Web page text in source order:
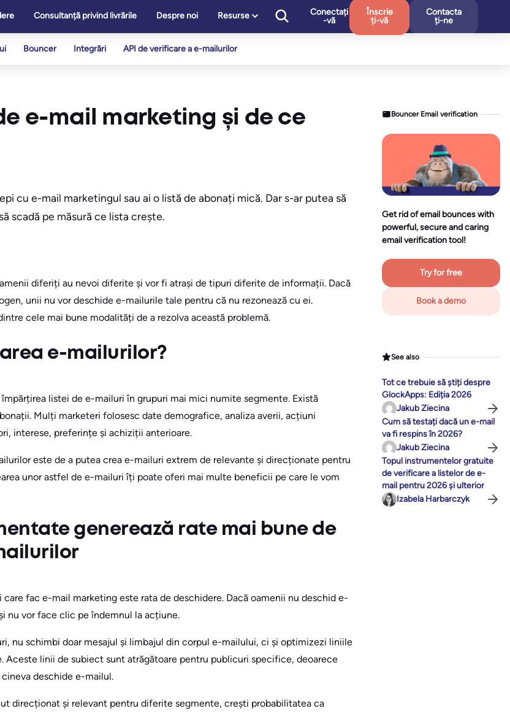
Consultanță privind livrările Despre noi Resurse
Conectați
-vă
Înscrie
ți-vă
Contacta
ți-ne
Bouncer Integrări API de verificare a e-mailurilor
e-mail marketing și de ce
cu e-mail marketingul sau ai o listă de abonați mică. Dar s-ar putea să
scadă pe măsură ce lista crește.
diferiți au nevoi diferite și vor fi atrași de tipuri diferite de informații. Dacă
unii nu vor deschide e-mailurile tale pentru că nu rezonează cu ei.
cele mai bune modalități de a rezolva această problemă.
e-mailurilor?
listei de e-mailuri în grupuri mai mici numite segmente. Există
Mulți marketeri folosesc date demografice, analiza averii, acțiuni
interese, preferințe și achiziții anterioare.
este de a putea crea e-mailuri extrem de relevante și direcționate pentru
unor astfel de e-mailuri îți poate oferi mai multe beneficii pe care le vom
generează rate mai bune de
fac e-mail marketing este rata de deschidere. Dacă oamenii nu deschid e-
nu vor face clic pe îndemnul la acțiune.
nu schimbi doar mesajul și limbajul din corpul e-mailului, ci și optimizezi liniile
linii de subiect sunt atrăgătoare pentru publicuri specifice, deoarece
deschide e-mailul.
direcționat și relevant pentru diferite segmente, crești probabilitatea ca
Bouncer Email verification
Get rid of email bounces with
powerful, secure and caring
email verification tool!
Try for free
Book a demo
See also
Tot ce trebuie să știți despre
GlockApps: Ediția 2026
Jakub Ziecina
Cum să testați dacă un e-mail
va fi respins în 2026?
Jakub Ziecina
Topul instrumentelor gratuite
de verificare a listelor de e-
mail pentru 2026 și ulterior
Izabela Harbarczyk